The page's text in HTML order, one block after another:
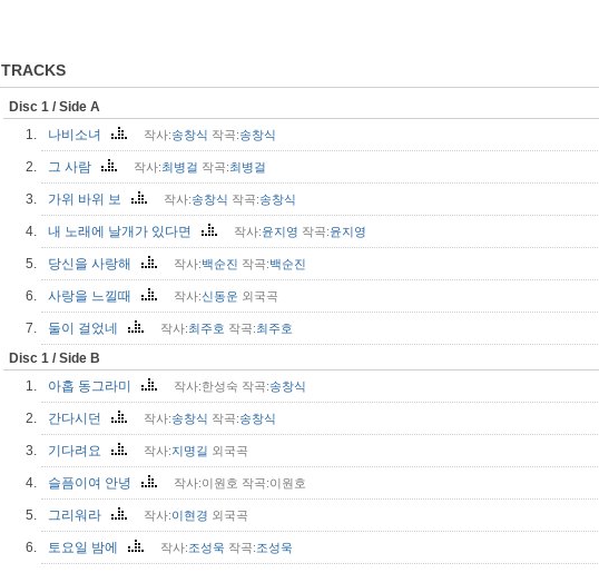
TRACKS
Disc 1 / Side A
1.
나비소녀 작사:송창식 작곡:송창식
2. 그 사람 작사:최병걸 작곡:최병걸
3. 가위 바위 보 작사:송창식 작곡:송창식
4. 내 노래에 날개가 있다면 작사:윤지영 작곡:윤지영
5. 당신을 사랑해 작사:백순진 작곡:백순진
6. 사랑을 느낄때 작사:신동운 외국곡
7. 둘이 걸었네 작사:최주호 작곡:최주호
Disc 1 / Side B
1.
아홉 동그라미 작사:한성숙 작곡:송창식
2. 간다시던 작사:송창식 작곡:송창식
3. 기다려요 작사:지명길 외국곡
4. 슬픔이여 안녕 작사:이원호 작곡:이원호
5. 그리워라 작사:이현경 외국곡
6. 토요일 밤에 작사:조성욱 작곡:조성욱